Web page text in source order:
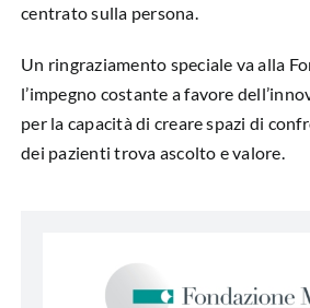
centrato sulla persona.
Un ringraziamento speciale va alla
l’impegno costante a favore
per la capacità di creare spazi di
dei pazienti trova ascolto e valore.